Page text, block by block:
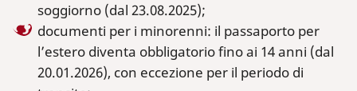
soggiorno (dal 23.08.2025);
documenti per i minorenni: il passaporto per
l’estero diventa obbligatorio fino ai 14 anni (dal
20.01.2026), con eccezione per il periodo di